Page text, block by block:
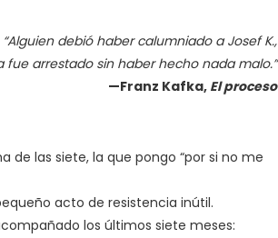
“Alguien debió haber calumniado a Josef K.,
fue arrestado sin haber hecho nada malo.”
—Franz Kafka, El proceso
de las siete, la que pongo “por si no me
acto de resistencia inútil.
los últimos siete meses: